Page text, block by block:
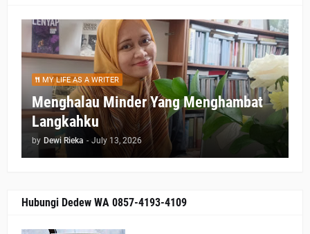
MY LIFE AS A WRITER
Menghalau Minder Yang Menghambat
Langkahku
by Dewi Rieka - July 13, 2026
Hubungi Dedew WA 0857-4193-4109